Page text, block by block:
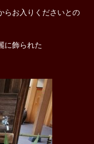
らお入りくださいとの
に飾られた